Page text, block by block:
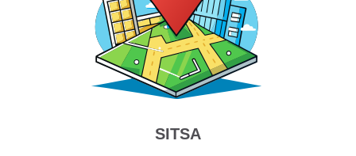
SITSA